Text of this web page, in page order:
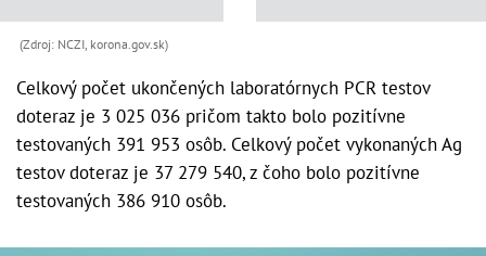
(Zdroj: NCZI, korona.gov.sk)
Celkový počet ukončených laboratórnych PCR testov
doteraz je 3 025 036 pričom takto bolo pozitívne
testovaných 391 953 osôb. Celkový počet vykonaných Ag
testov doteraz je 37 279 540, z čoho bolo pozitívne
testovaných 386 910 osôb.